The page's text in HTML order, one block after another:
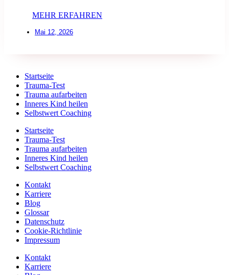
MEHR ERFAHREN
Mai 12, 2026
Startseite
Trauma-Test
Trauma aufarbeiten
Inneres Kind heilen
Selbstwert Coaching
Startseite
Trauma-Test
Trauma aufarbeiten
Inneres Kind heilen
Selbstwert Coaching
Kontakt
Karriere
Blog
Glossar
Datenschutz
Cookie-Richtlinie
Impressum
Kontakt
Karriere